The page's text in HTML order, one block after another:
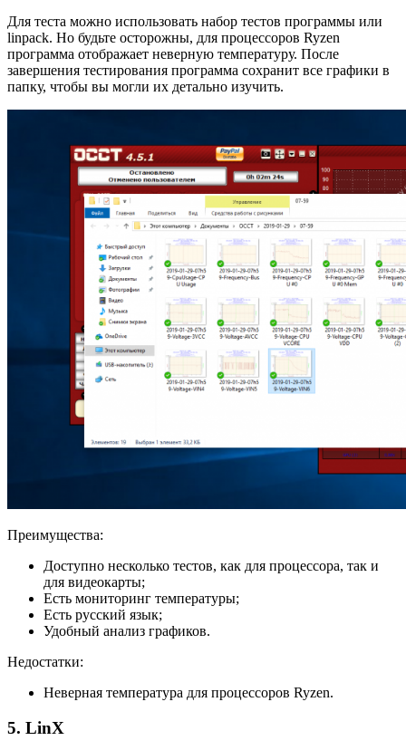
Для теста можно использовать набор тестов программы или
linpack. Но будьте осторожны, для процессоров Ryzen
программа отображает неверную температуру. После
завершения тестирования программа сохранит все графики в
папку, чтобы вы могли их детально изучить.
Преимущества:
Доступно несколько тестов, как для процессора, так и
для видеокарты;
Есть мониторинг температуры;
Есть русский язык;
Удобный анализ графиков.
Недостатки:
Неверная температура для процессоров Ryzen.
5. LinX